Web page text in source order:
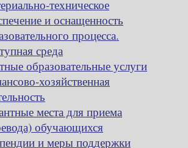
техническое
и оснащенность
процесса.
среда
образовательные услуги
хозяйственная
места для приема
обучающихся
и меры поддержки